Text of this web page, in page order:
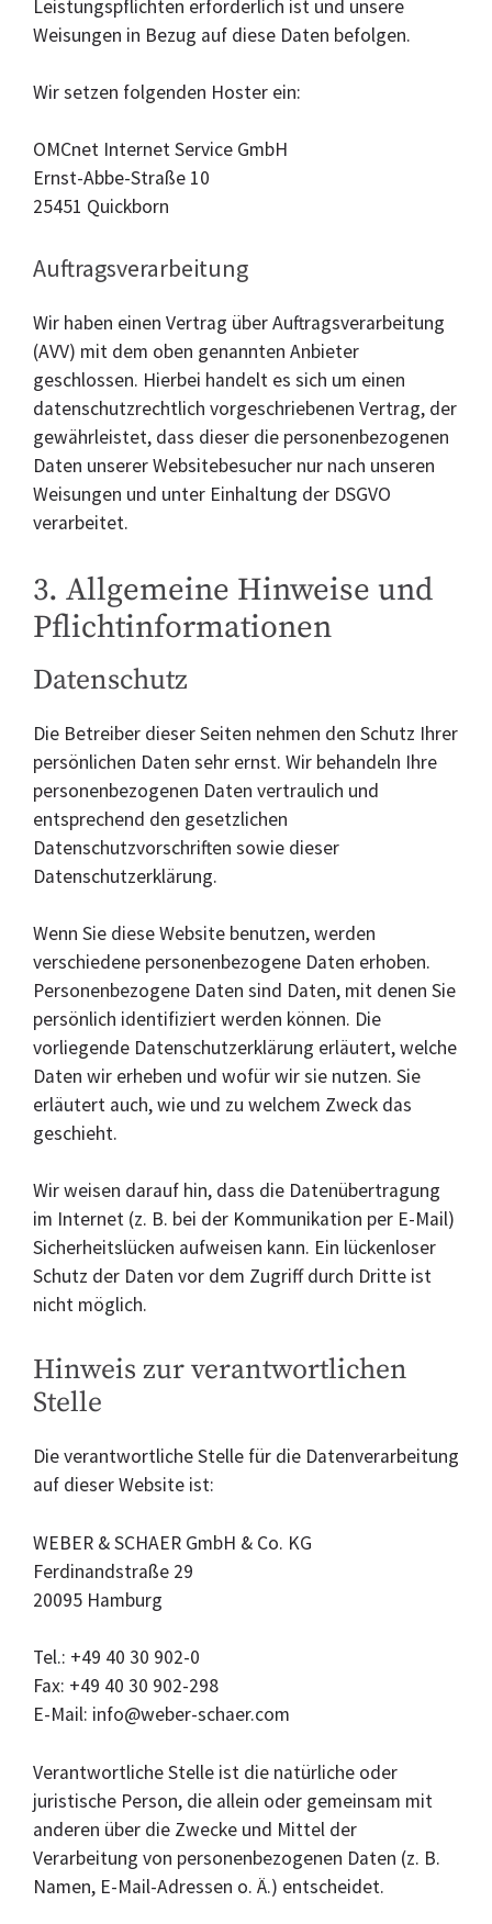
Leistungspflichten erforderlich ist und unsere
Weisungen in Bezug auf diese Daten befolgen.
Wir setzen folgenden Hoster ein:
OMCnet Internet Service GmbH
Ernst-Abbe-Straße 10
25451 Quickborn
Auftragsverarbeitung
Wir haben einen Vertrag über Auftragsverarbeitung
(AVV) mit dem oben genannten Anbieter
geschlossen. Hierbei handelt es sich um einen
datenschutzrechtlich vorgeschriebenen Vertrag, der
gewährleistet, dass dieser die personenbezogenen
Daten unserer Websitebesucher nur nach unseren
Weisungen und unter Einhaltung der DSGVO
verarbeitet.
3. Allgemeine Hinweise und
Pflicht­informationen
Datenschutz
Die Betreiber dieser Seiten nehmen den Schutz Ihrer
persönlichen Daten sehr ernst. Wir behandeln Ihre
personenbezogenen Daten vertraulich und
entsprechend den gesetzlichen
Datenschutzvorschriften sowie dieser
Datenschutzerklärung.
Wenn Sie diese Website benutzen, werden
verschiedene personenbezogene Daten erhoben.
Personenbezogene Daten sind Daten, mit denen Sie
persönlich identifiziert werden können. Die
vorliegende Datenschutzerklärung erläutert, welche
Daten wir erheben und wofür wir sie nutzen. Sie
erläutert auch, wie und zu welchem Zweck das
geschieht.
Wir weisen darauf hin, dass die Datenübertragung
im Internet (z. B. bei der Kommunikation per E-Mail)
Sicherheitslücken aufweisen kann. Ein lückenloser
Schutz der Daten vor dem Zugriff durch Dritte ist
nicht möglich.
Hinweis zur verantwortlichen
Stelle
Die verantwortliche Stelle für die Datenverarbeitung
auf dieser Website ist:
WEBER & SCHAER GmbH & Co. KG
Ferdinandstraße 29
20095 Hamburg
Tel.: +49 40 30 902-0
Fax: +49 40 30 902-298
E-Mail: info@weber-schaer.com
Verantwortliche Stelle ist die natürliche oder
juristische Person, die allein oder gemeinsam mit
anderen über die Zwecke und Mittel der
Verarbeitung von personenbezogenen Daten (z. B.
Namen, E-Mail-Adressen o. Ä.) entscheidet.